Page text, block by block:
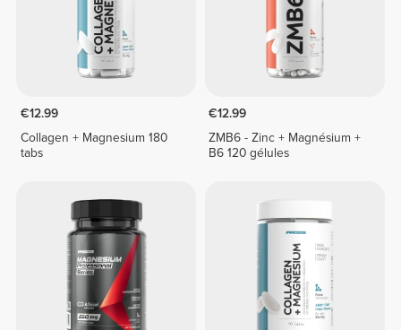
€12.99
Collagen + Magnesium 180
tabs
€12.99
ZMB6 - Zinc + Magnésium +
B6 120 gélules